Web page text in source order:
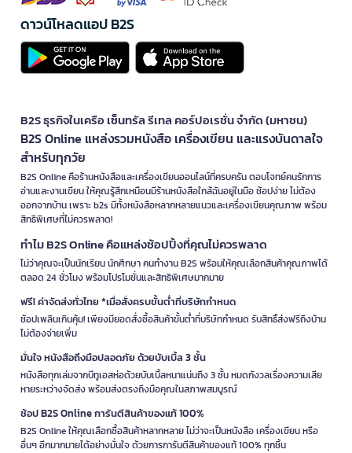
ดาวน์โหลดแอป B2S
B2S ธุรกิจในเครือ เซ็นทรัล รีเทล คอร์ปอเรชั่น จำกัด (มหาชน)
B2S Online แหล่งรวมหนังสือ เครื่องเขียน และแรงบันดาลใจ
สำหรับทุกวัย
B2S Online คือร้านหนังสือและเครื่องเขียนออนไลน์ที่ครบครัน ตอบโจทย์คนรักการ
อ่านและงานเขียน ให้คุณรู้สึกเหมือนมีร้านหนังสือใกล้ฉันอยู่ในมือ ช้อปง่าย ไม่ต้อง
ออกจากบ้าน เพราะ b2s มีทั้งหนังสือหลากหลายแนวและเครื่องเขียนคุณภาพ พร้อม
สิทธิพิเศษที่ไม่ควรพลาด!
ทำไม B2S Online คือแหล่งช้อปปิ้งที่คุณไม่ควรพลาด
ไม่ว่าคุณจะเป็นนักเรียน นักศึกษา คนทำงาน B2S พร้อมให้คุณเลือกสินค้าคุณภาพได้
ตลอด 24 ชั่วโมง พร้อมโปรโมชั่นและสิทธิพิเศษมากมาย
ฟรี! ค่าจัดส่งทั่วไทย *เมื่อสั่งครบขั้นต่ำที่บริษัทกำหนด
ช้อปเพลินเกินคุ้ม! เพียงมียอดสั่งซื้อสินค้าขั้นต่ำที่บริษัทกำหนด รับสิทธิ์ส่งฟรีถึงบ้าน
ไม่ต้องจ่ายเพิ่ม
มั่นใจ หนังสือถึงมือปลอดภัย ด้วยบับเบิ้ล 3 ชั้น
หนังสือทุกเล่มจากบีทูเอสห่อด้วยบับเบิ้ลหนาแน่นถึง 3 ชั้น หมดกังวลเรื่องความเสีย
หายระหว่างจัดส่ง พร้อมส่งตรงถึงมือคุณในสภาพสมบูรณ์
ช้อป B2S Online การันตีสินค้าของแท้ 100%
B2S Online ให้คุณเลือกซื้อสินค้าหลากหลาย ไม่ว่าจะเป็นหนังสือ เครื่องเขียน หรือ
อื่นๆ อีกมากมายได้อย่างมั่นใจ ด้วยการการันตีสินค้าของแท้ 100% ทุกชิ้น